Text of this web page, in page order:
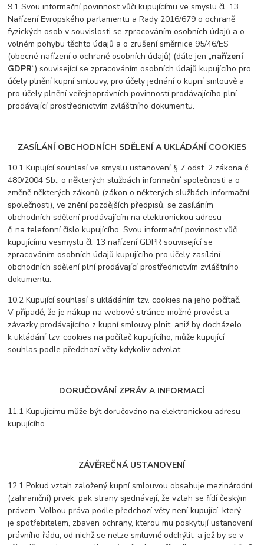
9.1 Svou informační povinnost vůči kupujícímu ve smyslu čl. 13
Nařízení Evropského parlamentu a Rady 2016/679 o ochraně
fyzických osob v souvislosti se zpracováním osobních údajů a o
volném pohybu těchto údajů a o zrušení směrnice 95/46/ES
(obecné nařízení o ochraně osobních údajů) (dále jen „nařízení
GDPR“) související se zpracováním osobních údajů kupujícího pro
účely plnění kupní smlouvy, pro účely jednání o kupní smlouvě a
pro účely plnění veřejnoprávních povinností prodávajícího plní
prodávající prostřednictvím zvláštního dokumentu.
ZASÍLÁNÍ OBCHODNÍCH SDĚLENÍ A UKLÁDÁNÍ COOKIES
10.1 Kupující souhlasí ve smyslu ustanovení § 7 odst. 2 zákona č.
480/2004 Sb., o některých službách informační společnosti a o
změně některých zákonů (zákon o některých službách informační
společnosti), ve znění pozdějších předpisů, se zasíláním
obchodních sdělení prodávajícím na elektronickou adresu
či na telefonní číslo kupujícího. Svou informační povinnost vůči
kupujícímu vesmyslu čl. 13 nařízení GDPR související se
zpracováním osobních údajů kupujícího pro účely zasílání
obchodních sdělení plní prodávající prostřednictvím zvláštního
dokumentu.
10.2 Kupující souhlasí s ukládáním tzv. cookies na jeho počítač.
V případě, že je nákup na webové stránce možné provést a
závazky prodávajícího z kupní smlouvy plnit, aniž by docházelo
k ukládání tzv. cookies na počítač kupujícího, může kupující
souhlas podle předchozí věty kdykoliv odvolat.
DORUČOVÁNÍ ZPRÁV A INFORMACÍ
11.1 Kupujícímu může být doručováno na elektronickou adresu
kupujícího.
ZÁVĚREČNÁ USTANOVENÍ
12.1 Pokud vztah založený kupní smlouvou obsahuje mezinárodní
(zahraniční) prvek, pak strany sjednávají, že vztah se řídí českým
právem. Volbou práva podle předchozí věty není kupující, který
je spotřebitelem, zbaven ochrany, kterou mu poskytují ustanovení
právního řádu, od nichž se nelze smluvně odchýlit, a jež by se v